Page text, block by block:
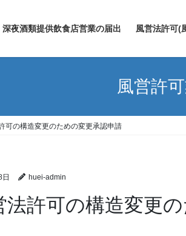
深夜酒類提供飲食店営業の届出 風営法許可(
風営許
可の構造変更のための変更承認申請
huei-admin
許可の構造変更